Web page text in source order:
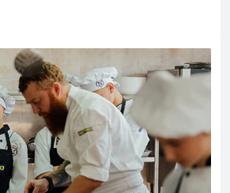
și tehnici aplicabile în bucătăria